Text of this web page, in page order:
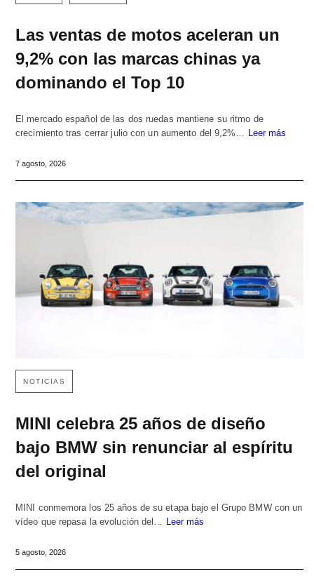
Las ventas de motos aceleran un
9,2% con las marcas chinas ya
dominando el Top 10
El mercado español de las dos ruedas mantiene su ritmo de
crecimiento tras cerrar julio con un aumento del 9,2%… Leer más
7 agosto, 2026
NOTICIAS
MINI celebra 25 años de diseño
bajo BMW sin renunciar al espíritu
del original
MINI conmemora los 25 años de su etapa bajo el Grupo BMW con un
vídeo que repasa la evolución del… Leer más
5 agosto, 2026